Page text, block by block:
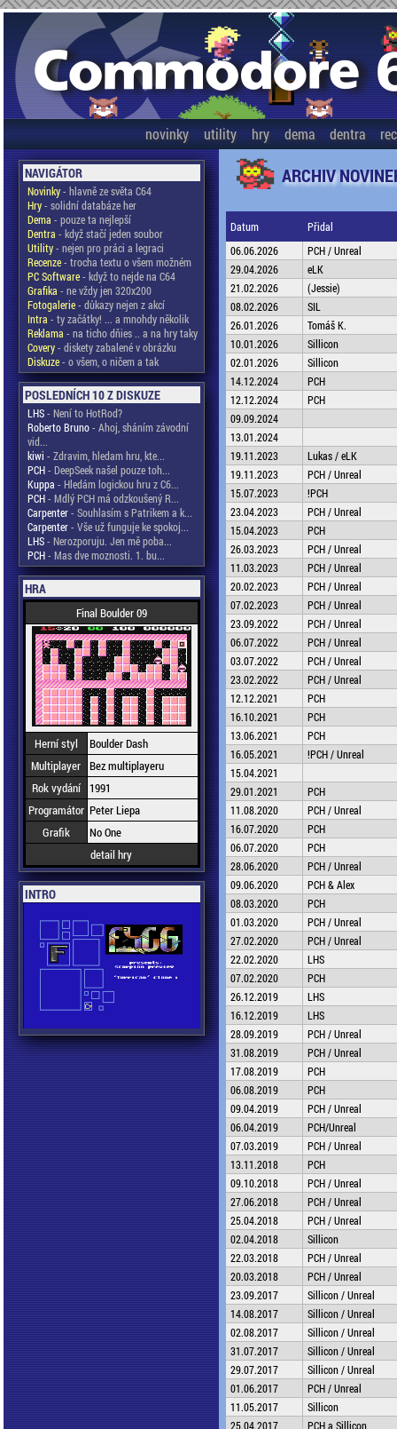
novinky utility hry dema dentra
NAVIGÁTOR
Novinky- hlavně ze světa C64
Hry- solidní databáze her
Dema - pouze ta nejlepší
Dentra - když stačí jeden soubor
Utility- nejen pro práci a legraci
Recenze- trocha textu o všem možném
PC Software- když to nejde na C64
Grafika - ne vždy jen 320x200
Fotogalerie- důkazy nejen z akcí
Intra - ty začátky! ... a mnohdy několik
Reklama - na ticho dňies .. a na hry taky
Covery- diskety zabalené v obrázku
Diskuze- o všem, o ničem a tak
POSLEDNÍCH 10 Z DISKUZE
LHS- Není to HotRod?
Roberto Bruno- Ahoj, sháním závodní
vid...
kiwi - Zdravim, hledam hru, kte...
PCH- DeepSeek našel pouze toh...
Kuppa - Hledám logickou hru z C6...
PCH- Mdlý PCH má odzkoušený R...
Carpenter- Souhlasím s Patrikem a k...
Carpenter- Vše už funguje ke spokoj...
LHS- Nerozporuju. Jen mě poba...
PCH- Mas dve moznosti. 1. bu...
HRA
Final Boulder 09
Herní styl
Boulder Dash
Multiplayer Bez multiplayeru
Rok vydání
1991
Programátor Peter Liepa
Grafik
No One
detail hry
INTRO
ARCHIV
Datum
Přidal
06.06.2026
PCH / Unreal
29.04.2026
eLK
21.02.2026
(Jessie)
08.02.2026
SIL
26.01.2026
Tomáš K.
10.01.2026
Sillicon
02.01.2026
Sillicon
14.12.2024
PCH
12.12.2024
PCH
09.09.2024
13.01.2024
19.11.2023
Lukas / eLK
19.11.2023
PCH / Unreal
15.07.2023
!PCH
23.04.2023
PCH / Unreal
15.04.2023
PCH
26.03.2023
PCH / Unreal
11.03.2023
PCH / Unreal
20.02.2023
PCH / Unreal
07.02.2023
PCH / Unreal
23.09.2022
PCH / Unreal
06.07.2022
PCH / Unreal
03.07.2022
PCH / Unreal
23.02.2022
PCH / Unreal
12.12.2021
PCH
16.10.2021
PCH
13.06.2021
PCH
16.05.2021
!PCH / Unreal
15.04.2021
29.01.2021
PCH
11.08.2020
PCH / Unreal
16.07.2020
PCH
06.07.2020
PCH
28.06.2020
PCH / Unreal
09.06.2020
PCH & Alex
08.03.2020
PCH
01.03.2020
PCH / Unreal
27.02.2020
PCH / Unreal
22.02.2020
LHS
07.02.2020
PCH
26.12.2019
LHS
16.12.2019
LHS
28.09.2019
PCH / Unreal
31.08.2019
PCH / Unreal
17.08.2019
PCH
06.08.2019
PCH
09.04.2019
PCH / Unreal
06.04.2019
PCH/Unreal
07.03.2019
PCH / Unreal
13.11.2018
PCH
09.10.2018
PCH / Unreal
27.06.2018
PCH / Unreal
25.04.2018
PCH / Unreal
02.04.2018
Sillicon
22.03.2018
PCH / Unreal
20.03.2018
PCH / Unreal
23.09.2017
Sillicon / Unreal
14.08.2017
Sillicon / Unreal
02.08.2017
Sillicon / Unreal
31.07.2017
Sillicon / Unreal
29.07.2017
Sillicon / Unreal
01.06.2017
PCH / Unreal
11.05.2017
Sillicon
25.04.2017
PCH a Sillicon